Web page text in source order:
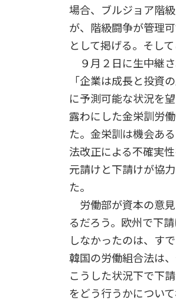
場合、ブルジョア階
が、階級闘争が管理
として掲げる。そし
９月２日に生中継
「企業は成長と投資
に予測可能な状況を
露わにした金栄訓労
た。金栄訓は機会あ
法改正による不確実
元請けと下請けが協
た。
労働部が資本の意
るだろう。欧州で下
しなかったのは、す
韓国の労働組合法は
こうした状況下で下
をどう行うかについ